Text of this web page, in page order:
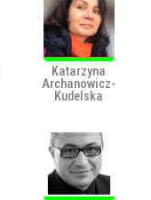
Katarzyna
Archanowicz-
Kudelska